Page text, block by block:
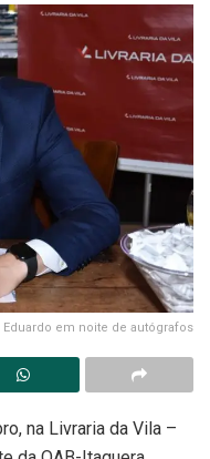
Eduardo em noite de autógrafos
na Livraria da Vila –